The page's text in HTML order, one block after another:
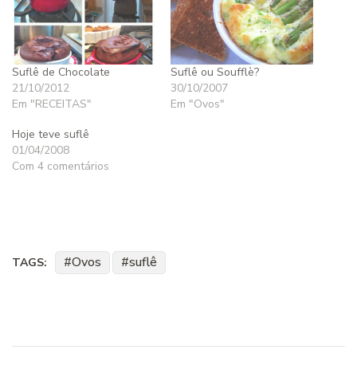
Suflê de Chocolate
21/10/2012
Em "RECEITAS"
Suflê ou Soufflè?
30/10/2007
Em "Ovos"
Hoje teve suflê
01/04/2008
Com 4 comentários
TAGS: Ovos suflê